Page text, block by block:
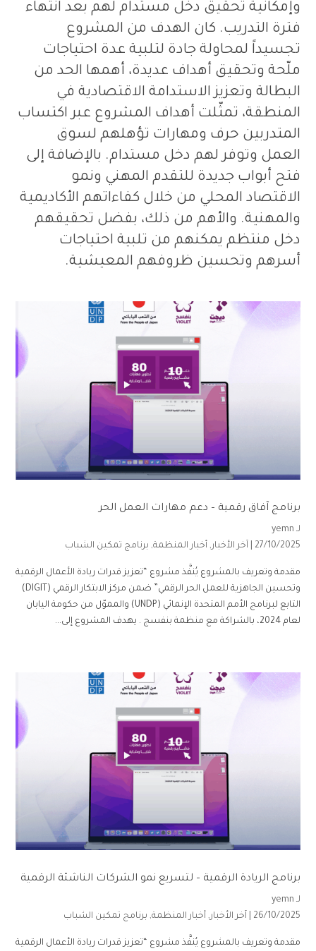
وإمكانية تحقيق دخل مستدام لهم بعد انتهاء
فترة التدريب. كان الهدف من المشروع
تجسيداً لمحاولة جادة لتلبية عدة احتياجات
ملّحة وتحقيق أهداف عديدة، أهمها الحد من
البطالة وتعزيز الاستدامة الاقتصادية في
المنطقة، تمثّلت أهداف المشروع عبر اكتساب
المتدربين حرف ومهارات تؤهلهم لسوق
العمل وتوفر لهم دخل مستدام. بالإضافة إلى
فتح أبواب جديدة للتقدم المهني ونمو
الاقتصاد المحلي من خلال كفاءاتهم الأكاديمية
والمهنية. والأهم من ذلك، بفضل تحقيقهم
دخل منتظم يمكنهم من تلبية احتياجات
أسرهم وتحسين ظروفهم المعيشية.
برنامج آفاق رقمية – دعم مهارات العمل الحر
لـ yemn
27/10/2025 |
آخر الأخبار, أخبار المنظمة, برنامج تمكين الشباب
مقدمة وتعريف بالمشروع يُنفَّذ مشروع “تعزيز قدرات ريادة الأعمال الرقمية
وتحسين الجاهزية للعمل الحر الرقمي” ضمن مركز الابتكار الرقمي (DIGIT)
التابع لبرنامج الأمم المتحدة الإنمائي (UNDP) والمموّل من حكومة اليابان
لعام 2024، بالشراكة مع منظمة بنفسج . يهدف المشروع إلى...
برنامج الريادة الرقمية – لتسريع نمو الشركات الناشئة الرقمية
لـ yemn
26/10/2025 |
آخر الأخبار, أخبار المنظمة, برنامج تمكين الشباب
مقدمة وتعريف بالمشروع يُنفَّذ مشروع “تعزيز قدرات ريادة الأعمال الرقمية